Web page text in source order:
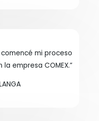
mi proceso
empresa COMEX.”